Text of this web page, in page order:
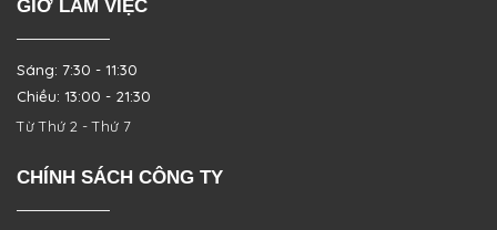
GIỜ LÀM VIỆC
Sáng: 7:30 - 11:30
Chiều: 13:00 - 21:30
Từ Thứ 2 - Thứ 7
CHÍNH SÁCH CÔNG TY